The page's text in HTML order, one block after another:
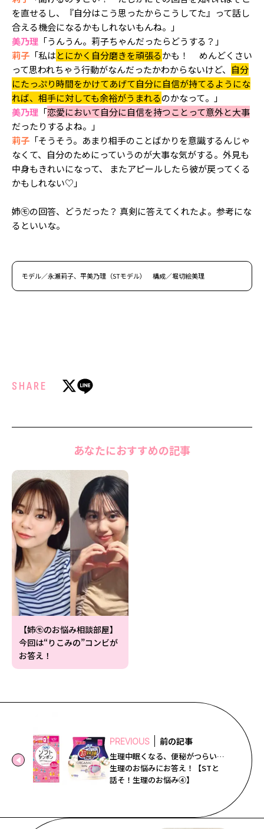
を直せるし、『自分はこう思ったからこうしてた』って話し
合える機会になるかもしれないもんね。」
美乃理 「うんうん。莉子ちゃんだったらどうする？」
莉子 「私はとにかく自分磨きを頑張るかも！ めんどくさい
って思われちゃう行動がなんだったかわからないけど、 自分
にたっぷり時間をかけてあげて自分に自信が持てるようにな
れば、相手に対しても余裕がうまれるのかなって。」
美乃理 「恋愛において自分に自信を持つことって意外と大事
だったりするよね。」
莉子 「そうそう。あまり相手のことばかりを意識するんじゃ
なくて、自分のためにっていうのが大事な気がする。外見も
中身もきれいになって、 またアピールしたら彼が戻ってくる
かもしれない♡」
姉㋲の回答、どうだった？ 真剣に答えてくれたよ。参考にな
るといいな。
モデル／永瀬莉子、平美乃理（STモデル） 構成／堀切絵美理
SHARE
あなたにおすすめの記事
【姉㋲のお悩み相談部屋】
今回は“りこみの”コンビが
お答え！
PREVIOUS 前の記事
生理中眠くなる、便秘がつらい…
生理のお悩みにお答え！【STと
話そ！生理のお悩み④】